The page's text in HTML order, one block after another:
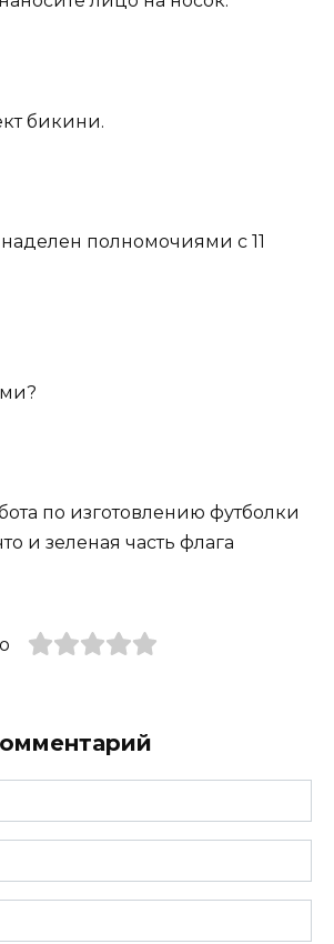
бикини.
наделен полномочиями с 11
по изготовлению футболки
и зеленая часть флага